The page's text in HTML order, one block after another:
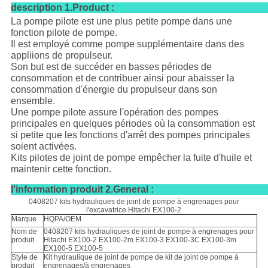
description 1.Product :
La pompe pilote est une plus petite pompe dans une
fonction pilote de pompe.
Il est employé comme pompe supplémentaire dans des
appliions de propulseur.
Son but est de succéder en basses périodes de
consommation et de contribuer ainsi pour abaisser la
consommation d'énergie du propulseur dans son
ensemble.
Une pompe pilote assure l'opération des pompes
principales en quelques périodes où la consommation est
si petite que les fonctions d'arrêt des pompes principales
soient activées.
Kits pilotes de joint de pompe empêcher la fuite d'huile et
maintenir cette fonction.
l'information produit 2.General :
0408207 kits hydrauliques de joint de pompe à engrenages pour
l'excavatrice Hitachi EX100-2
Marque
HQPA/OEM
Nom de
produit
0408207 kits hydrauliques de joint de pompe à engrenages pour
Hitachi EX100-2 EX100-2m EX100-3 EX100-3C EX100-3m
EX100-5 EX100-5
Style de
produit
Kit hydraulique de joint de pompe de kit de joint de pompe à
engrenages/à engrenages